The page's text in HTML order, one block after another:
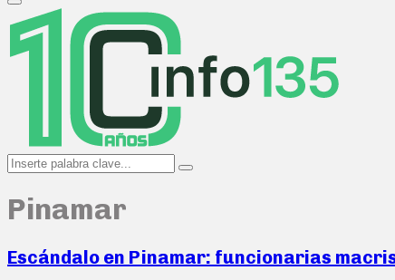
Primary
Menu
Search
for:
Search
Pinamar
Escándalo en Pinamar: funcionarias